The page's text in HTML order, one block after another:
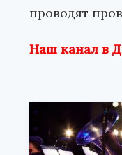
проводят
Наш канал в